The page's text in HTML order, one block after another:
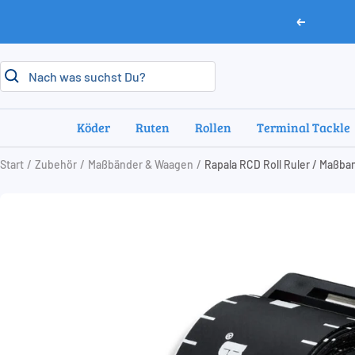
Zurück
Köder Ruten Rollen Terminal Tackle
Start Zubehör Maßbänder & Waagen Rapala RCD Roll Ruler /